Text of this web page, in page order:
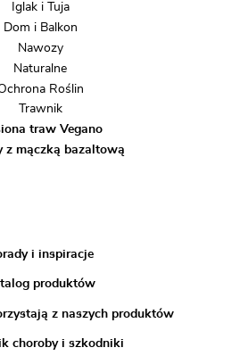
Iglak i Tuja
Dom i Balkon
Nawozy
Naturalne
Roślin
Trawnik
traw Vegano
z mączką bazaltową
i inspiracje
produktów
z naszych produktów
choroby i szkodniki